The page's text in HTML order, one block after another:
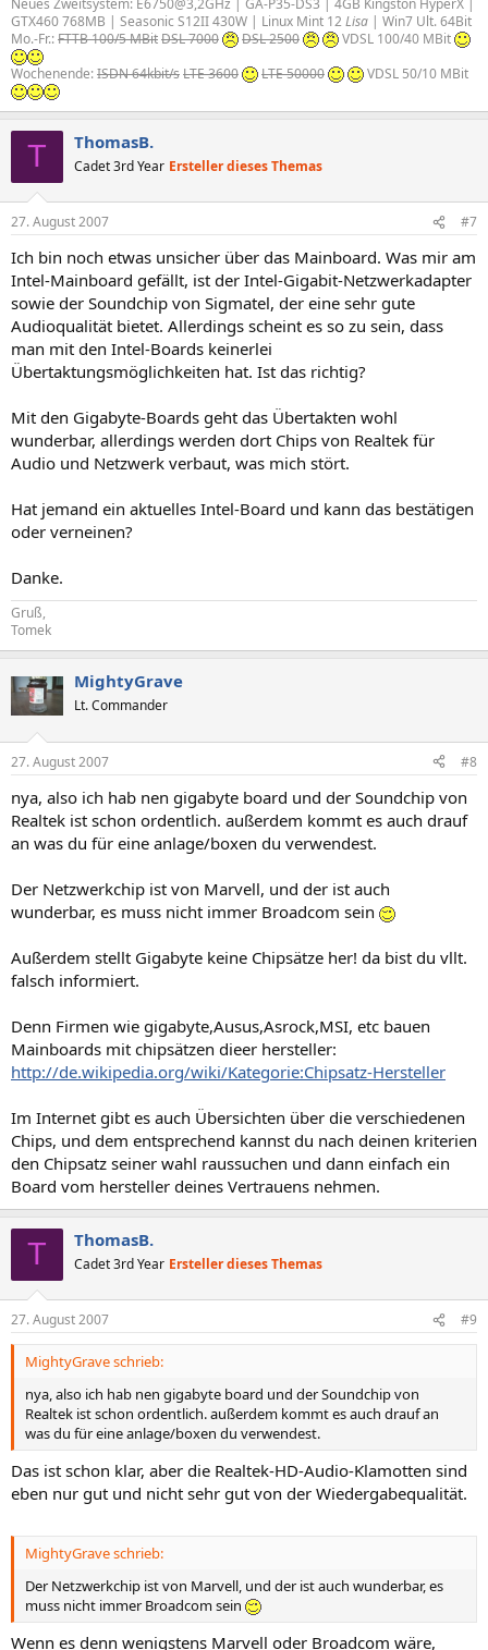
GTX460 768MB | Seasonic S12II 430W | Linux Mint 12Lisa | Win7 Ult. 64Bit
Mo.-Fr.:FTTB 100/5 MBitDSL 7000 DSL 2500
VDSL 100/40 MBit
Wochenende:ISDN 64kbit/sLTE 3600 LTE 50000 VDSL 50/10 MBit
T ThomasB.
Cadet 3rd Year Ersteller dieses Themas
27. August 2007 #7
Ich bin noch etwas unsicher über das Mainboard. Was mir am
Intel-Mainboard gefällt, ist der Intel-Gigabit-Netzwerkadapter
sowie der Soundchip von Sigmatel, der eine sehr gute
Audioqualität bietet. Allerdings scheint es so zu sein, dass
man mit den Intel-Boards keinerlei
Übertaktungsmöglichkeiten hat. Ist das richtig?
Mit den Gigabyte-Boards geht das Übertakten wohl
wunderbar, allerdings werden dort Chips von Realtek für
Audio und Netzwerk verbaut, was mich stört.
Hat jemand ein aktuelles Intel-Board und kann das bestätigen
oder verneinen?
Danke.
Gruß,
Tomek
MightyGrave
Lt. Commander
27. August 2007 #8
nya, also ich hab nen gigabyte board und der Soundchip von
Realtek ist schon ordentlich. außerdem kommt es auch drauf
an was du für eine anlage/boxen du verwendest.
Der Netzwerkchip ist von Marvell, und der ist auch
wunderbar, es muss nicht immer Broadcom sein
Außerdem stellt Gigabyte keine Chipsätze her! da bist du vllt.
falsch informiert.
Denn Firmen wie gigabyte,Ausus,Asrock,MSI, etc bauen
Mainboards mit chipsätzen dieer hersteller:
http://de.wikipedia.org/wiki/Kategorie:Chipsatz-Hersteller
Im Internet gibt es auch Übersichten über die verschiedenen
Chips, und dem entsprechend kannst du nach deinen kriterien
den Chipsatz seiner wahl raussuchen und dann einfach ein
Board vom hersteller deines Vertrauens nehmen.
T ThomasB.
Cadet 3rd Year Ersteller dieses Themas
27. August 2007 #9
MightyGrave schrieb:
nya, also ich hab nen gigabyte board und der Soundchip von
Realtek ist schon ordentlich. außerdem kommt es auch drauf an
was du für eine anlage/boxen du verwendest.
Das ist schon klar, aber die Realtek-HD-Audio-Klamotten sind
eben nur gut und nicht sehr gut von der Wiedergabequalität.
MightyGrave schrieb:
Der Netzwerkchip ist von Marvell, und der ist auch wunderbar, es
muss nicht immer Broadcom sein
Wenn es denn wenigstens Marvell oder Broadcom wäre,